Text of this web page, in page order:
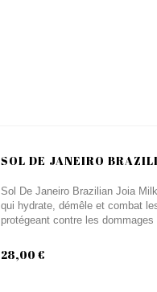
SOL DE JANEIRO
Sol De Janeiro Brazilian Joia
qui hydrate, démêle et combat
protégeant contre les
28,00 €